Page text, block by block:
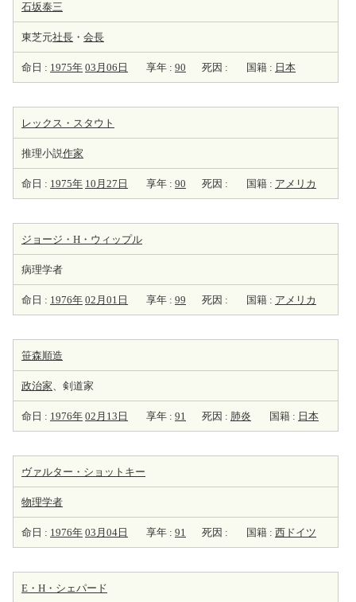
石坂泰三
東芝元社長 ・ 会長
命日 : 1975年 03月06日 享年 : 90 死因 : 国籍 : 日本
レックス・スタウト
推理小説作家
命日 : 1975年 10月27日 享年 : 90 死因 : 国籍 : アメリカ
ジョージ・H・ウィップル
病理学者
命日 : 1976年 02月01日 享年 : 99 死因 : 国籍 : アメリカ
笹森順造
政治家、剣道家
命日 : 1976年 02月13日 享年 : 91 死因 : 肺炎 国籍 : 日本
ヴァルター・ショットキー
物理学者
命日 : 1976年 03月04日 享年 : 91 死因 : 国籍 : 西ドイツ
E・H・シェパード